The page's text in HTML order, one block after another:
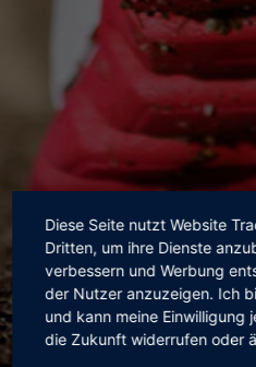
Diese Seite nutzt Website
Dritten, um ihre Dienste
verbessern und Werbung
der Nutzer anzuzeigen. Ich
und kann meine Einwilligung
die Zukunft widerrufen oder